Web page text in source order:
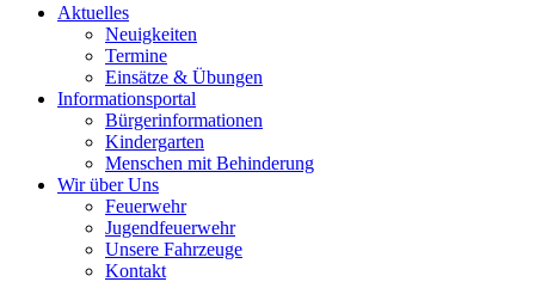
Aktuelles
Neuigkeiten
Termine
Einsätze & Übungen
Informationsportal
Bürgerinformationen
Kindergarten
Menschen mit Behinderung
Wir über Uns
Feuerwehr
Jugendfeuerwehr
Unsere Fahrzeuge
Kontakt